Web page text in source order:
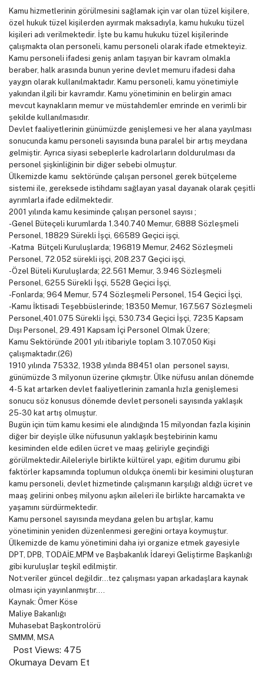
Kamu hizmetlerinin görülmesini sağlamak için var olan tüzel kişilere,
özel hukuk tüzel kişilerden ayırmak maksadıyla, kamu hukuku tüzel
kişileri adı verilmektedir. İşte bu kamu hukuku tüzel kişilerinde
çalışmakta olan personeli, kamu personeli olarak ifade etmekteyiz.
Kamu personeli ifadesi geniş anlam taşıyan bir kavram olmakla
beraber, halk arasında bunun yerine devlet memuru ifadesi daha
yaygın olarak kullanılmaktadır. Kamu personeli, kamu yönetimiyle
yakından ilgili bir kavramdır. Kamu yönetiminin en belirgin amacı
mevcut kaynakların memur ve müstahdemler emrinde en verimli bir
şekilde kullanılmasıdır.
Devlet faaliyetlerinin günümüzde genişlemesi ve her alana yayılması
sonucunda kamu personeli sayısında buna paralel bir artış meydana
gelmiştir. Ayrıca siyasi sebeplerle kadrolarların doldurulması da
personel şişkinliğinin bir diğer sebebi olmuştur.
Ülkemizde kamu sektöründe çalışan personel gerek bütçeleme
sistemi ile, gereksede istihdamı sağlayan yasal dayanak olarak çeşitli
ayrımlarla ifade edilmektedir.
2001 yılında kamu kesiminde çalışan personel sayısı ;
-Genel Büteçeli kurumlarda 1.340.740 Memur, 6888 Sözleşmeli
Personel, 18829 Sürekli İşçi, 66589 Geçici işçi,
-Katma Bütçeli Kuruluşlarda; 196819 Memur, 2462 Sözleşmeli
Personel, 72.052 sürekli işçi, 208.237 Geçici işçi,
-Özel Büteli Kuruluşlarda; 22.561 Memur, 3.946 Sözleşmeli
Personel, 6255 Sürekli İşçi, 5528 Geçici İşçi,
-Fonlarda; 964 Memur, 574 Sözleşmeli Personel, 154 Geçici İşçi,
-Kamu İktisadi Teşebbüslerinde; 18350 Memur, 167.567 Sözleşmeli
Personel,401.075 Sürekli İşçi, 530.734 Geçici İşçi, 7235 Kapsam
Dışı Personel, 29.491 Kapsam İçi Personel Olmak Üzere;
Kamu Sektöründe 2001 yılı itibariyle toplam 3.107.050 Kişi
çalışmaktadır.(26)
1910 yılında 75332, 1938 yılında 88451 olan personel sayısı,
günümüzde 3 milyonun üzerine çıkmıştır. Ülke nüfusu anılan dönemde
4-5 kat artarken devlet faaliyetlerinin zamanla hızla genişlemesi
sonucu söz konusus dönemde devlet personeli sayısında yaklaşık
25-30 kat artış olmuştur.
Bugün için tüm kamu kesimi ele alındığında 15 milyondan fazla kişinin
diğer bir deyişle ülke nüfusunun yaklaşık beştebirinin kamu
kesiminden elde edilen ücret ve maaş geliriyle geçindiği
görülmektedir.Aileleriyle birlikte kültürel yapı, eğitim durumu gibi
faktörler kapsamında toplumun oldukça önemli bir kesimini oluşturan
kamu personeli, devlet hizmetinde çalışmanın karşılığı aldığı ücret ve
maaş gelirini onbeş milyonu aşkın aileleri ile birlikte harcamakta ve
yaşamını sürdürmektedir.
Kamu personel sayısında meydana gelen bu artışlar, kamu
yönetiminin yeniden düzenlenmesi gereğini ortaya koymuştur.
Ülkemizde de kamu yönetimini daha iyi organize etmek gayesiyle
DPT, DPB, TODAİE,MPM ve Başbakanlık İdareyi Geliştirme Başkanlığı
gibi kuruluşlar teşkil edilmiştir.
Not:veriler güncel değildir…tez çalışması yapan arkadaşlara kaynak
olması için yayınlanmıştır….
Kaynak: Ömer Köse
Maliye Bakanlığı
Muhasebat Başkontrolörü
SMMM, MSA
Post Views: 475
Okumaya Devam Et